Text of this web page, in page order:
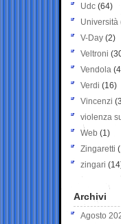
Udc (64)
Università
V-Day (2)
Veltroni
Vendola
Verdi (16)
Vincenzi
violenza
Web (1)
Zingaretti
zingari
Archivi
Agosto